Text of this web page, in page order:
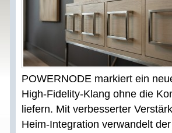
POWERNODE markiert ein
High-Fidelity-Klang ohne die
liefern. Mit verbesserter
Heim-Integration verwandelt